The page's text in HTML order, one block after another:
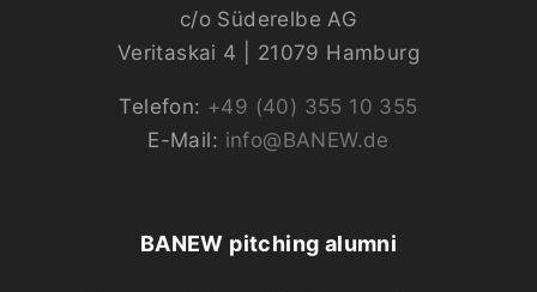
c/o Süderelbe AG
Veritaskai 4 | 21079 Hamburg
Telefon: +49 (40) 355 10 355
E-Mail: info@BANEW.de
BANEW pitching alumni